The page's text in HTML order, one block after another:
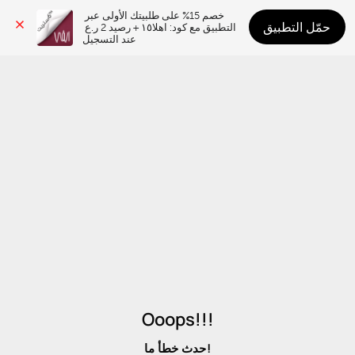
عند التسجيل
حمّل التطبيق
Ooops!!!
حدث خطأ ما!